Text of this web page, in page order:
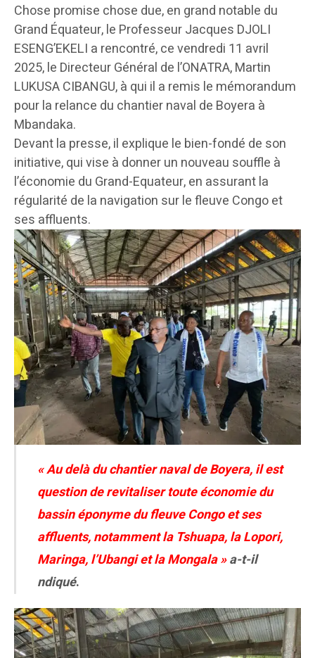
Chose promise chose due, en grand notable du
Grand Équateur, le Professeur Jacques DJOLI
ESENG’EKELI a rencontré, ce vendredi 11 avril
2025, le Directeur Général de l’ONATRA, Martin
LUKUSA CIBANGU, à qui il a remis le mémorandum
pour la relance du chantier naval de Boyera à
Mbandaka.
Devant la presse, il explique le bien-fondé de son
initiative, qui vise à donner un nouveau souffle à
l’économie du Grand-Equateur, en assurant la
régularité de la navigation sur le fleuve Congo et
ses affluents.
« Au delà du chantier naval de Boyera, il est
question de revitaliser toute économie du
bassin éponyme du fleuve Congo et ses
affluents, notamment la Tshuapa, la Lopori,
Maringa, l’Ubangi et la Mongala »a-t-il
ndiqué.